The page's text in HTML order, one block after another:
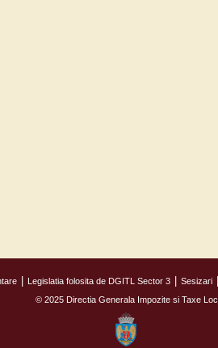
Legislatia folosita de DGITL Sector 3 Sesizari
© 2025 Directia Generala Impozite si Taxe